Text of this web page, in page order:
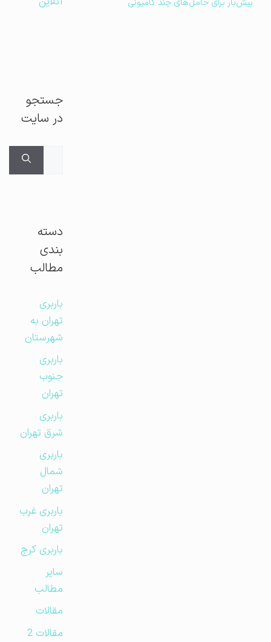
پیش‌بار برای حامل‌های چند کامیونی
جستجو
در سایت
دسته
بندی
مطالب
باربری
تهران به
شهرستان
باربری
جنوب
تهران
باربری
شرق تهران
باربری
شمال
تهران
باربری غرب
تهران
باربری کرج
مطالب
مقالات
مقالات 2